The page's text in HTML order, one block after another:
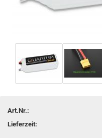
Art.Nr.:
Lieferzeit: